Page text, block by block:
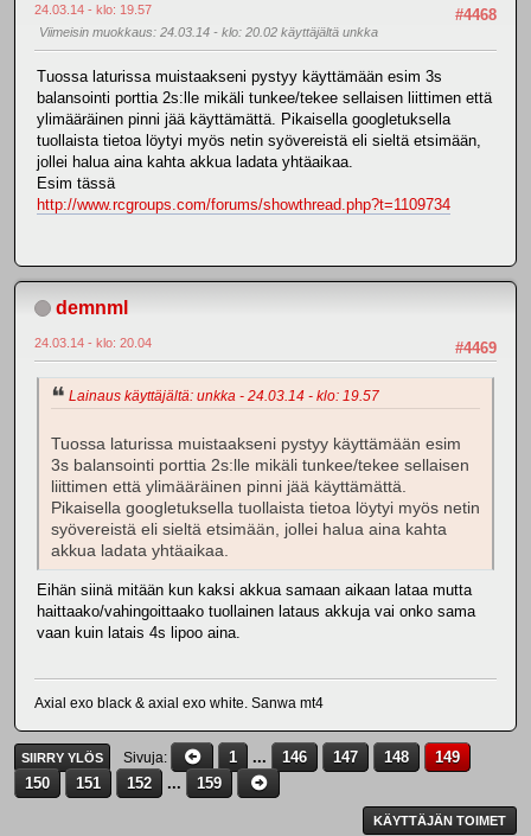
#4468
24.03.14 - klo: 19.57
Viimeisin muokkaus: 24.03.14 - klo: 20.02 käyttäjältä unkka
Tuossa laturissa muistaakseni pystyy käyttämään esim 3s
balansointi porttia 2s:lle mikäli tunkee/tekee sellaisen liittimen että
ylimääräinen pinni jää käyttämättä. Pikaisella googletuksella
tuollaista tietoa löytyi myös netin syövereistä eli sieltä etsimään,
jollei halua aina kahta akkua ladata yhtäaikaa.
Esim tässä
http://www.rcgroups.com/forums/showthread.php?t=1109734
demnml
#4469
24.03.14 - klo: 20.04
Lainaus käyttäjältä: unkka - 24.03.14 - klo: 19.57
Tuossa laturissa muistaakseni pystyy käyttämään esim
3s balansointi porttia 2s:lle mikäli tunkee/tekee sellaisen
liittimen että ylimääräinen pinni jää käyttämättä.
Pikaisella googletuksella tuollaista tietoa löytyi myös netin
syövereistä eli sieltä etsimään, jollei halua aina kahta
akkua ladata yhtäaikaa.
Eihän siinä mitään kun kaksi akkua samaan aikaan lataa mutta
haittaako/vahingoittaako tuollainen lataus akkuja vai onko sama
vaan kuin latais 4s lipoo aina.
Axial exo black & axial exo white. Sanwa mt4
SIIRRY YLÖS Sivuja 1 ... 146 147 148
149
150
151 152 ... 159
KÄYTTÄJÄN TOIMET